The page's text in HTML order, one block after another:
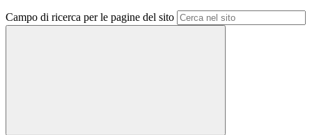
Campo di ricerca per le pagine del sito